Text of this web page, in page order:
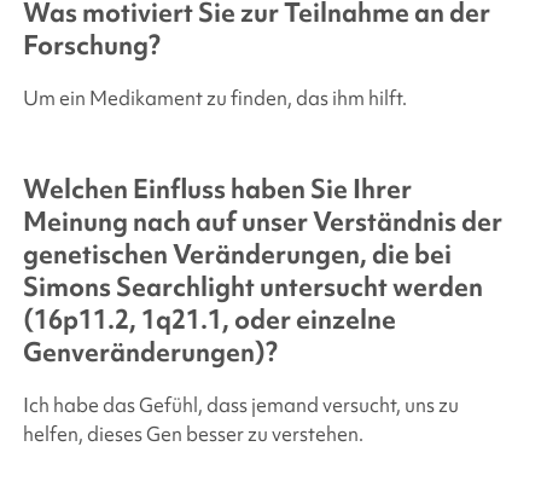
Was motiviert Sie zur Teilnahme an der
Forschung?
Um ein Medikament zu finden, das ihm hilft.
Welchen Einfluss haben Sie Ihrer
Meinung nach auf unser Verständnis der
genetischen Veränderungen, die bei
Simons Searchlightuntersucht werden
(16p11.2, 1q21.1, oder einzelne
Genveränderungen)?
Ich habe das Gefühl, dass jemand versucht, uns zu
helfen, dieses Gen besser zu verstehen.